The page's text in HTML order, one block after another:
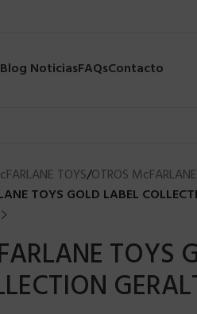
Blog NoticiasFAQsContacto
TOYS/OTROS McFARLANE
TOYS GOLD LABEL
TOYS